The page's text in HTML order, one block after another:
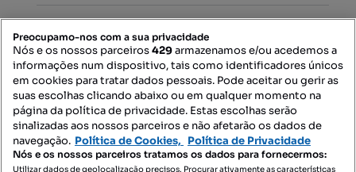
Mapa do Site
Contacte-nos
Preocupamo-nos com a sua privacidade
Nós e os nossos parceiros429armazenamos e/ou acedemos a
informações num dispositivo, tais como identificadores únicos
em cookies para tratar dados pessoais. Pode aceitar ou gerir as
suas escolhas clicando abaixo ou em qualquer momento na
página da política de privacidade. Estas escolhas serão
sinalizadas aos nossos parceiros e não afetarão os dados de
navegação. Política de Cookies, Política de Privacidade
Nós e os nossos parceiros tratamos os dados para fornecermos:
Utilizar dados de geolocalização precisos. Procurar ativamente as características